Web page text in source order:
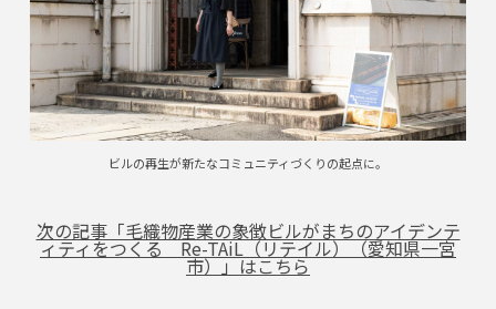
ビルの再生が新たなコミュニティづくりの起点に。
次の記事「毛織物産業の象徴ビルがまちのアイデンテ
ィティをつくる Re-TAiL（リテイル）（愛知県一宮
市）」はこちら